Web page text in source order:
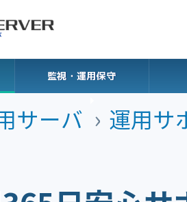
監視・運用保守
サーバ 運用サ